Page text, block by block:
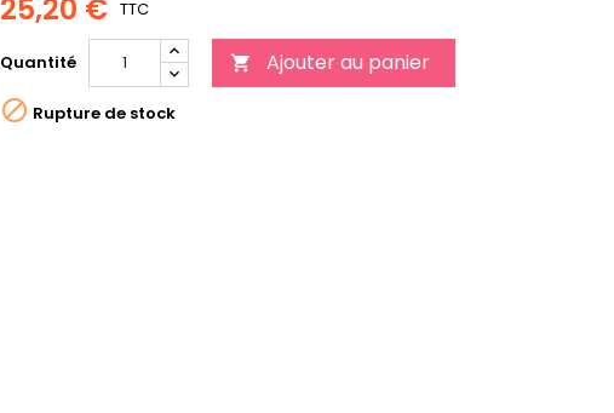
25,20 € TTC
Quantité  Ajouter au panier
 Rupture de stock